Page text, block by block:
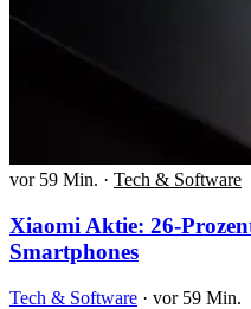
vor 59 Min. · Tech & Software
Xiaomi Aktie: 26-
Smartphones
Tech & Software · vor 59 Min.